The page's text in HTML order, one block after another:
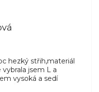
hezký střih,materiál
jsem L a
vysoká a sedí